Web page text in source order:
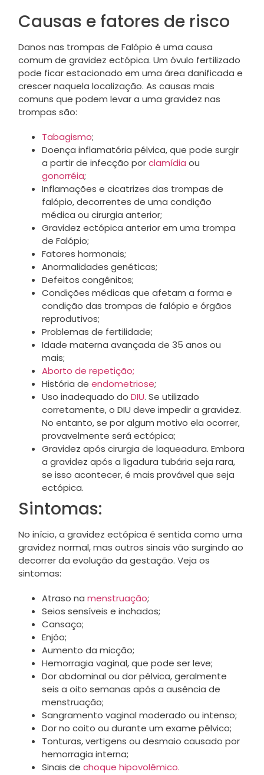
Causas e fatores de risco
Danos nas trompas de Falópio é uma causa
comum de gravidez ectópica. Um óvulo fertilizado
pode ficar estacionado em uma área danificada e
crescer naquela localização. As causas mais
comuns que podem levar a uma gravidez nas
trompas são:
Tabagismo;
Doença inflamatória pélvica, que pode surgir
a partir de infecção porclamídia ou
gonorréia;
Inflamações e cicatrizes das trompas de
falópio, decorrentes de uma condição
médica ou cirurgia anterior;
Gravidez ectópica anterior em uma trompa
de Falópio;
Fatores hormonais;
Anormalidades genéticas;
Defeitos congênitos;
Condições médicas que afetam a forma e
condição das trompas de falópio e órgãos
reprodutivos;
Problemas de fertilidade;
Idade materna avançada de 35 anos ou
mais;
Aborto de repetição;
História de endometriose;
Uso inadequado do DIU. Se utilizado
corretamente, o DIU deve impedir a gravidez.
No entanto, se por algum motivo ela ocorrer,
provavelmente será ectópica;
Gravidez após cirurgia de laqueadura. Embora
a gravidez após a ligadura tubária seja rara,
se isso acontecer, é mais provável que seja
ectópica.
Sintomas:
No início, a gravidez ectópica é sentida como uma
gravidez normal, mas outros sinais vão surgindo ao
decorrer da evolução da gestação. Veja os
sintomas:
Atraso na menstruação;
Seios sensíveis e inchados;
Cansaço;
Enjôo;
Aumento da micção;
Hemorragia vaginal, que pode ser leve;
Dor abdominal ou dor pélvica, geralmente
seis a oito semanas após a ausência de
menstruação;
Sangramento vaginal moderado ou intenso;
Dor no coito ou durante um exame pélvico;
Tonturas, vertigens ou desmaio causado por
hemorragia interna;
Sinais de choque hipovolêmico.